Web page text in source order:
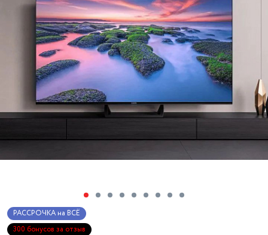
РАССРОЧКА на ВСЁ
300 бонусов за отзыв